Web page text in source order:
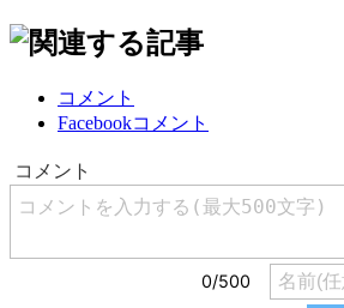
コメント
Facebookコメント